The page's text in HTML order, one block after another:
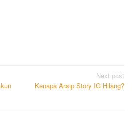
Next post
Kenapa Arsip Story IG Hilang?